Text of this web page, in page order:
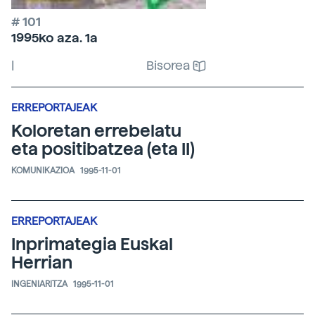
# 101
1995ko aza. 1a
|
Bisorea
ERREPORTAJEAK
Koloretan errebelatu
eta positibatzea (eta II)
KOMUNIKAZIOA 1995-11-01
ERREPORTAJEAK
Inprimategia Euskal
Herrian
INGENIARITZA 1995-11-01